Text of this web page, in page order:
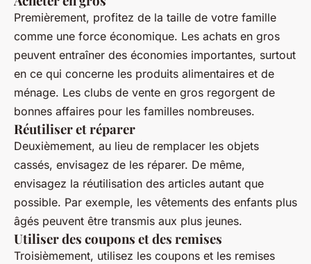
Premièrement, profitez de la taille de votre famille
comme une force économique. Les achats en gros
peuvent entraîner des économies importantes, surtout
en ce qui concerne les produits alimentaires et de
ménage. Les clubs de vente en gros regorgent de
bonnes affaires pour les familles nombreuses.
Réutiliser et réparer
Deuxièmement, au lieu de remplacer les objets
cassés, envisagez de les réparer. De même,
envisagez la réutilisation des articles autant que
possible. Par exemple, les vêtements des enfants plus
âgés peuvent être transmis aux plus jeunes.
Utiliser des coupons et des remises
Troisièmement, utilisez les coupons et les remises